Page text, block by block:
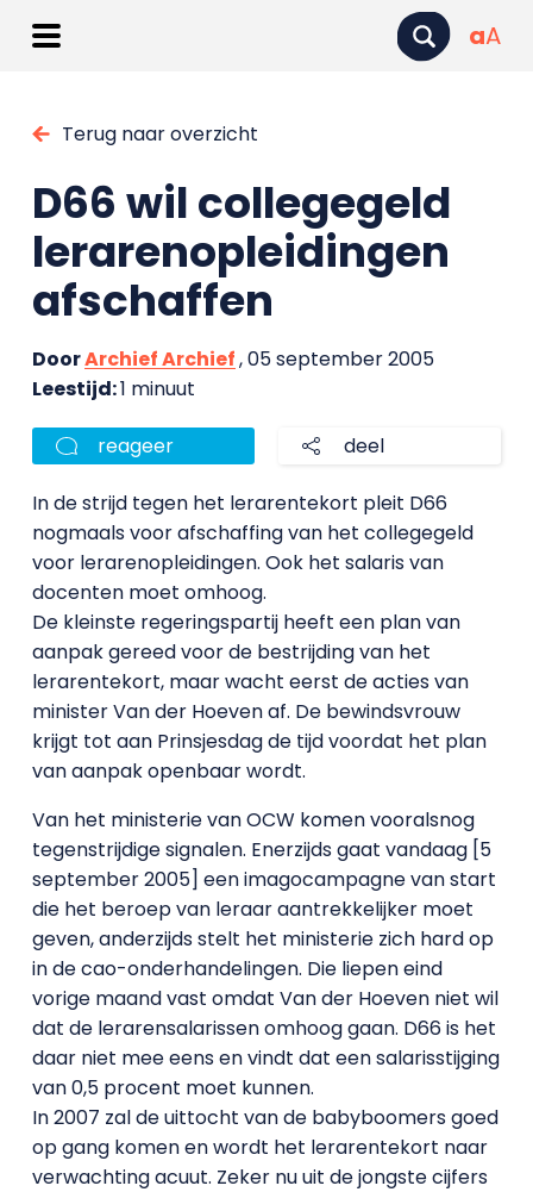
aA
Terug naar overzicht
D66 wil collegegeld
lerarenopleidingen
afschaffen
DoorArchief Archief, 05 september 2005
Leestijd:1 minuut
reageer deel
In de strijd tegen het lerarentekort pleit D66
nogmaals voor afschaffing van het collegegeld
voor lerarenopleidingen. Ook het salaris van
docenten moet omhoog.
De kleinste regeringspartij heeft een plan van
aanpak gereed voor de bestrijding van het
lerarentekort, maar wacht eerst de acties van
minister Van der Hoeven af. De bewindsvrouw
krijgt tot aan Prinsjesdag de tijd voordat het plan
van aanpak openbaar wordt.
Van het ministerie van OCW komen vooralsnog
tegenstrijdige signalen. Enerzijds gaat vandaag [5
september 2005] een imagocampagne van start
die het beroep van leraar aantrekkelijker moet
geven, anderzijds stelt het ministerie zich hard op
in de cao-onderhandelingen. Die liepen eind
vorige maand vast omdat Van der Hoeven niet wil
dat de lerarensalarissen omhoog gaan. D66 is het
daar niet mee eens en vindt dat een salarisstijging
van 0,5 procent moet kunnen.
In 2007 zal de uittocht van de babyboomers goed
op gang komen en wordt het lerarentekort naar
verwachting acuut. Zeker nu uit de jongste cijfers